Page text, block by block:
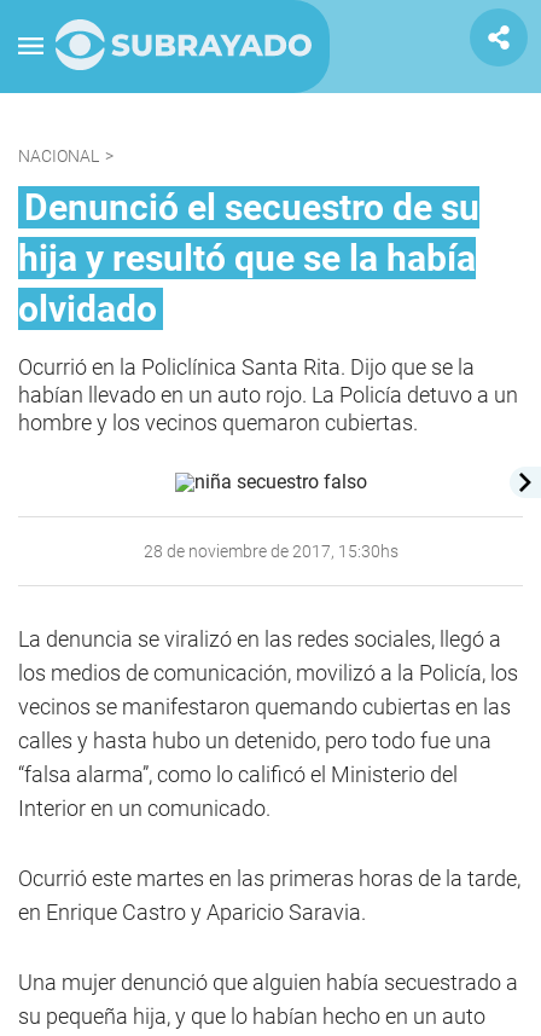
NACIONAL >
Denunció el secuestro de su
hija y resultó que se la había
olvidado
Ocurrió en la Policlínica Santa Rita. Dijo que se la
habían llevado en un auto rojo. La Policía detuvo a un
hombre y los vecinos quemaron cubiertas.
28 de noviembre de 2017, 15:30hs
La denuncia se viralizó en las redes sociales, llegó a
los medios de comunicación, movilizó a la Policía, los
vecinos se manifestaron quemando cubiertas en las
calles y hasta hubo un detenido, pero todo fue una
“falsa alarma”, como lo calificó el Ministerio del
Interior en un comunicado.
Ocurrió este martes en las primeras horas de la tarde,
en Enrique Castro y Aparicio Saravia.
Una mujer denunció que alguien había secuestrado a
su pequeña hija, y que lo habían hecho en un auto